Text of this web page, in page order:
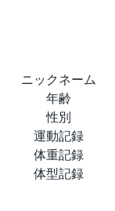
ニックネーム
年齢
性別
運動記録
体重記録
体型記録